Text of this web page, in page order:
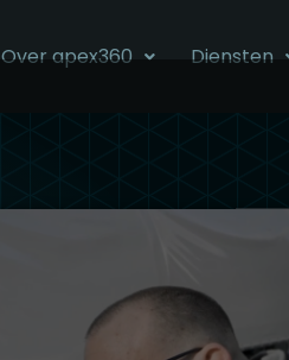
Over apex360 Diensten